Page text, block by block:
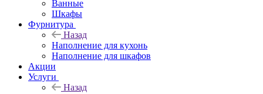
Ванные
Шкафы
Фурнитура
Назад
Наполнение для кухонь
Наполнение для шкафов
Акции
Услуги
Назад